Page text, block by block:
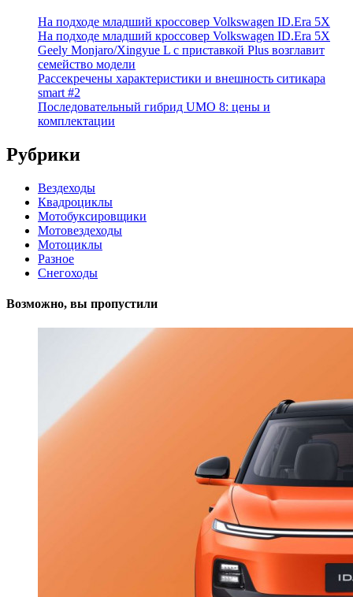
На подходе младший кроссовер Volkswagen ID.Era 5X
На подходе младший кроссовер Volkswagen ID.Era 5X
Geely Monjaro/Xingyue L с приставкой Plus возглавит
семейство модели
Рассекречены характеристики и внешность ситикара
smart #2
Последовательный гибрид UMO 8: цены и
комплектации
Рубрики
Вездеходы
Квадроциклы
Мотобуксировщики
Мотовездеходы
Мотоциклы
Разное
Снегоходы
Возможно, вы пропустили